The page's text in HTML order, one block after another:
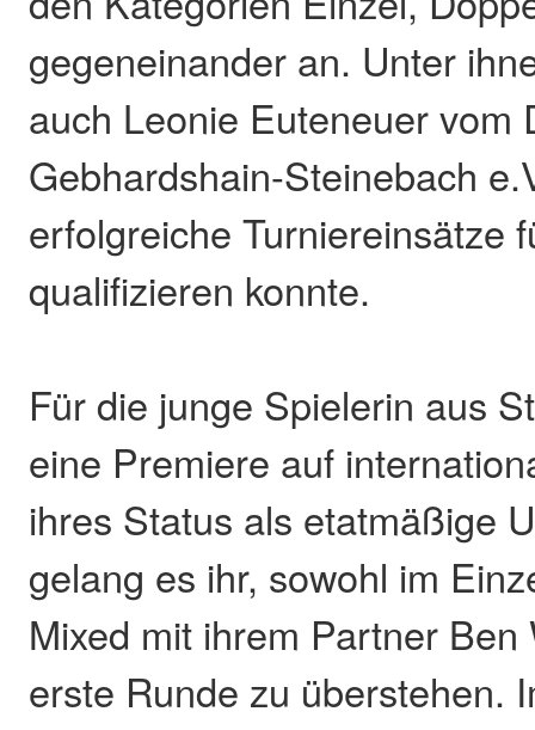
gegeneinander an. Unter
auch Leonie Euteneuer vom
Gebhardshain-Steinebach
erfolgreiche Turniereinsätze
qualifizieren konnte.
Für die junge Spielerin aus
eine Premiere auf
ihres Status als etatmäßige
gelang es ihr, sowohl im
Mixed mit ihrem Partner
erste Runde zu überstehen.